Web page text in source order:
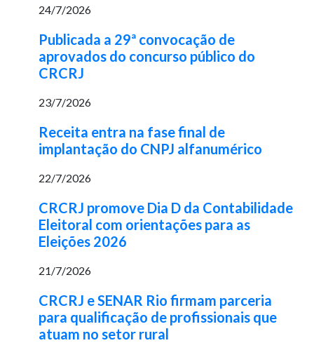
24/7/2026
Publicada a 29ª convocação de
aprovados do concurso público do
CRCRJ
23/7/2026
Receita entra na fase final de
implantação do CNPJ alfanumérico
22/7/2026
CRCRJ promove Dia D da Contabilidade
Eleitoral com orientações para as
Eleições 2026
21/7/2026
CRCRJ e SENAR Rio firmam parceria
para qualificação de profissionais que
atuam no setor rural